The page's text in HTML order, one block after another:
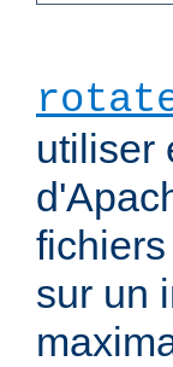
utiliser
sur un